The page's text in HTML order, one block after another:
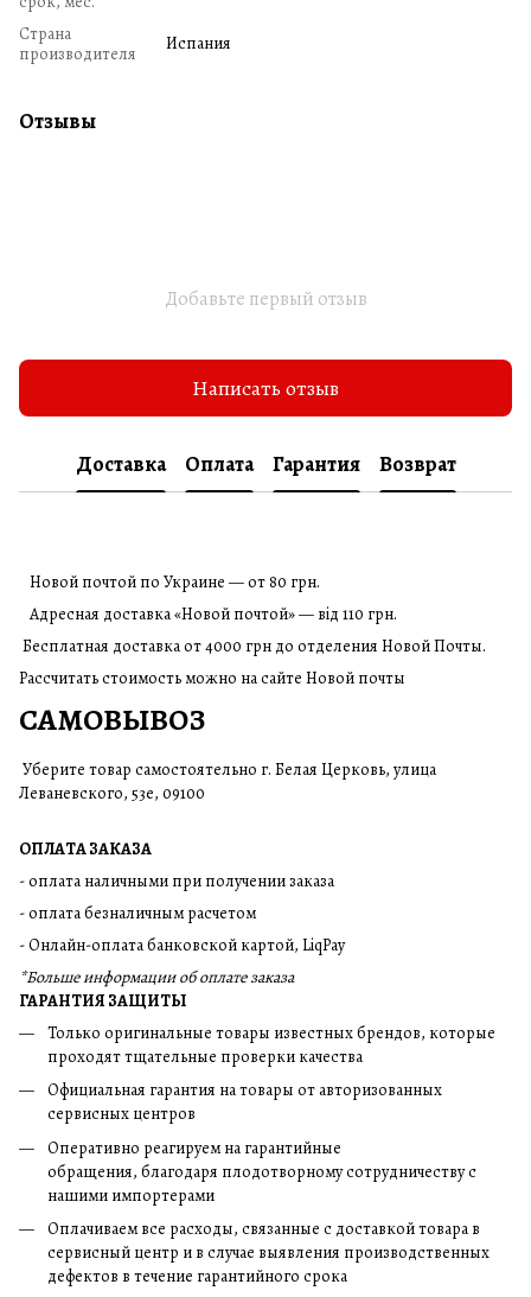
Страна
производителя
Испания
Отзывы
Добавьте первый отзыв
Написать отзыв
Доставка Оплата Гарантия Возврат
Новой почтой по Украине — от 80 грн.
Адресная доставка «Новой почтой» — від 110 грн.
Бесплатная доставка от 4000 грн до отделения Новой Почты.
Рассчитать стоимость можно на сайте Новой почты
САМОВЫВОЗ
Уберите товар самостоятельно г. Белая Церковь, улица
Леваневского, 53е, 09100
ОПЛАТА ЗАКАЗА
- оплата наличными при получении заказа
- оплата безналичным расчетом
- Онлайн-оплата банковской картой, LiqPay
*Больше информации об оплате заказа
ГАРАНТИЯ ЗАЩИТЫ
Только оригинальные товары известных брендов, которые
проходят тщательные проверки качества
Официальная гарантия на товары от авторизованных
сервисных центров
Оперативно реагируем на гарантийные
обращения, благодаря плодотворному сотрудничеству с
нашими импортерами
Оплачиваем все расходы, связанные с доставкой товара в
сервисный центр и в случае выявления производственных
дефектов в течение гарантийного срока